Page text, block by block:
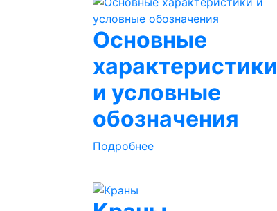
Основные
характеристики
и условные
обозначения
Подробнее